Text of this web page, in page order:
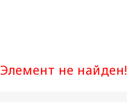
Элемент не найден!